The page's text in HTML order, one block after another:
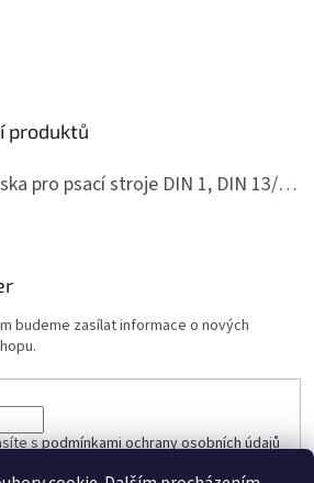
produktů
Barvící páska pro psací stroje DIN 1, DIN 13/10, LAND, PA červenočerná
je 5 z 5 hvězdiček.
budeme zasílat informace o nových
spodmínkami ochrany osobních údajů